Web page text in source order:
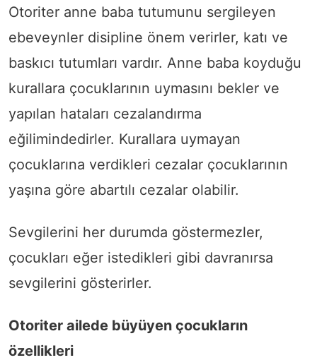
Otoriter anne baba tutumunu sergileyen
ebeveynler disipline önem verirler, katı ve
baskıcı tutumları vardır. Anne baba koyduğu
kurallara çocuklarının uymasını bekler ve
yapılan hataları cezalandırma
eğilimindedirler. Kurallara uymayan
çocuklarına verdikleri cezalar çocuklarının
yaşına göre abartılı cezalar olabilir.
Sevgilerini her durumda göstermezler,
çocukları eğer istedikleri gibi davranırsa
sevgilerini gösterirler.
Otoriter ailede büyüyen çocukların
özellikleri